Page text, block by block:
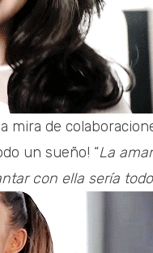
mira de
un sueño! “La
con ella sería